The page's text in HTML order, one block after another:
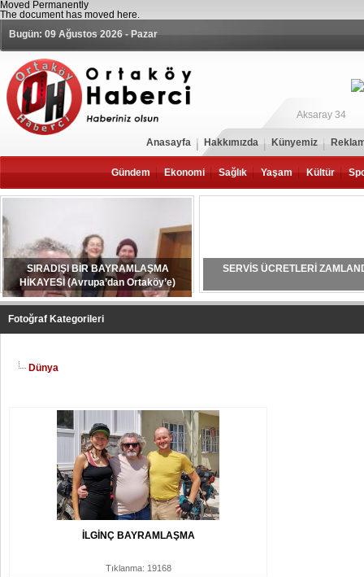
Moved Permanently
The document has moved here.
Bugün: 09 Ağustos 2026 - Pazar
Aksaray 34
Anasayfa Hakkımızda Künyemiz
Gündem Ekonomi Sağlık Yaşam Kültür
SIRADIŞI BİR BAYRAMLAŞMA
HİKAYESİ (Avrupa’dan Ortaköy’e)
SERVİS ÜCRETLERİ
Fotoğraf Kategorileri
Dünya
İLGİNÇ BAYRAMLAŞMA
Tıklanma: 19168